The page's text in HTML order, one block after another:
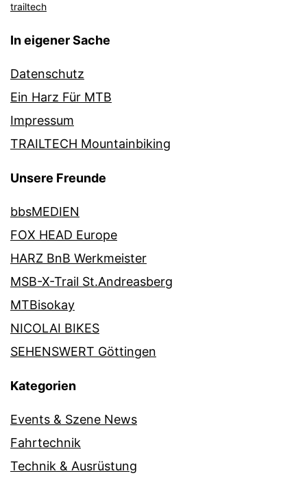
trailtech
In eigener Sache
Datenschutz
Ein Harz Für MTB
Impressum
TRAILTECH Mountainbiking
Unsere Freunde
bbsMEDIEN
FOX HEAD Europe
HARZ BnB Werkmeister
MSB-X-Trail St.Andreasberg
MTBisokay
NICOLAI BIKES
SEHENSWERT Göttingen
Kategorien
Events & Szene News
Fahrtechnik
Technik & Ausrüstung